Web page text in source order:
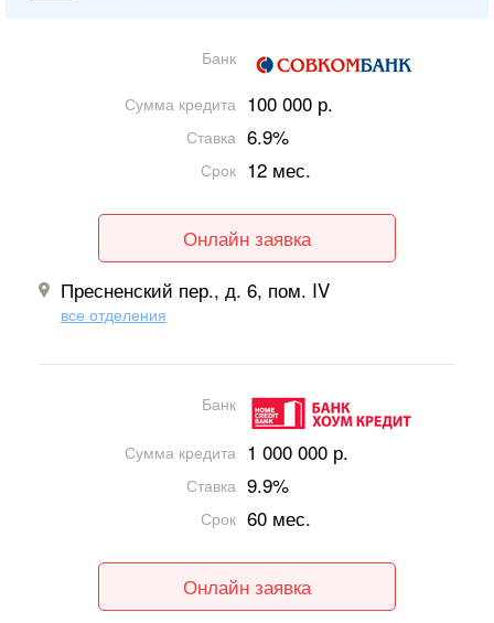
Банк
Сумма кредита 100 000 р.
Ставка 6.9%
Срок 12 мес.
Онлайн заявка
Пресненский пер., д. 6, пом. IV
все отделения
Банк
Сумма кредита 1 000 000 р.
Ставка 9.9%
Срок 60 мес.
Онлайн заявка